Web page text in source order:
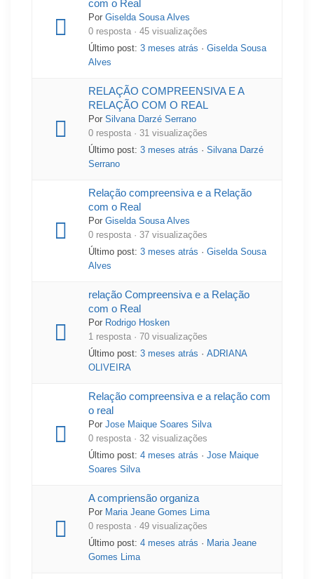
com o Real
Por Giselda Sousa Alves
0 resposta · 45 visualizações
Último post: 3 meses atrás · Giselda Sousa
Alves
RELAÇÃO COMPREENSIVA E A
RELAÇÃO COM O REAL
Por Silvana Darzé Serrano
0 resposta · 31 visualizações
Último post: 3 meses atrás · Silvana Darzé
Serrano
Relação compreensiva e a Relação
com o Real
Por Giselda Sousa Alves
0 resposta · 37 visualizações
Último post: 3 meses atrás · Giselda Sousa
Alves
relação Compreensiva e a Relação
com o Real
Por Rodrigo Hosken
1 resposta · 70 visualizações
Último post: 3 meses atrás · ADRIANA
OLIVEIRA
Relação compreensiva e a relação com
o real
Por Jose Maique Soares Silva
0 resposta · 32 visualizações
Último post: 4 meses atrás · Jose Maique
Soares Silva
A compriensão organiza
Por Maria Jeane Gomes Lima
0 resposta · 49 visualizações
Último post: 4 meses atrás · Maria Jeane
Gomes Lima